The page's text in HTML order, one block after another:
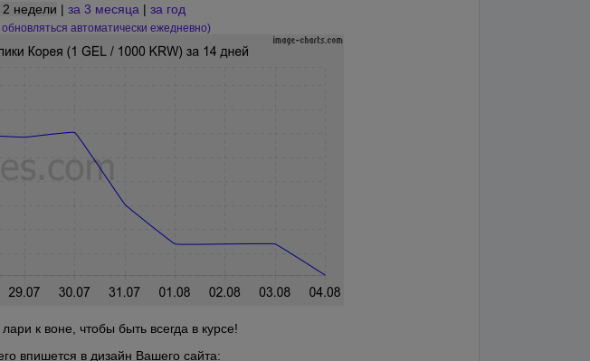
2 недели | за 3 месяца | за год
автоматически ежедневно)
к воне, чтобы быть всегда в курсе!
впишется в дизайн Вашего сайта: